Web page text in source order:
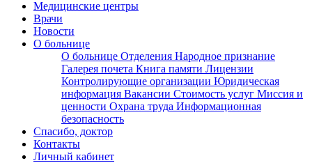
Медицинские центры
Врачи
Новости
О больнице
О больнице Отделения Народное признание
Галерея почета Книга памяти Лицензии
Контролирующие организации Юридическая
информация Вакансии Стоимость услуг Миссия и
ценности Охрана труда Информационная
безопасность
Спасибо, доктор
Контакты
Личный кабинет